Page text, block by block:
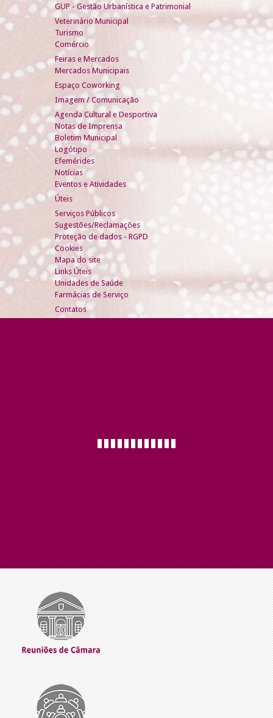
GUP - Gestão Urbanística e Patrimonial
Veterinário Municipal
Turismo
Comércio
Feiras e Mercados
Mercados Municipais
Espaço Coworking
Imagem / Comunicação
Agenda Cultural e Desportiva
Notas de Imprensa
Boletim Municipal
Logótipo
Efemérides
Notícias
Eventos e Atividades
Úteis
Serviços Públicos
Sugestões/Reclamações
Proteção de dados - RGPD
Cookies
Mapa do site
Links Úteis
Unidades de Saúde
Farmácias de Serviço
Contatos